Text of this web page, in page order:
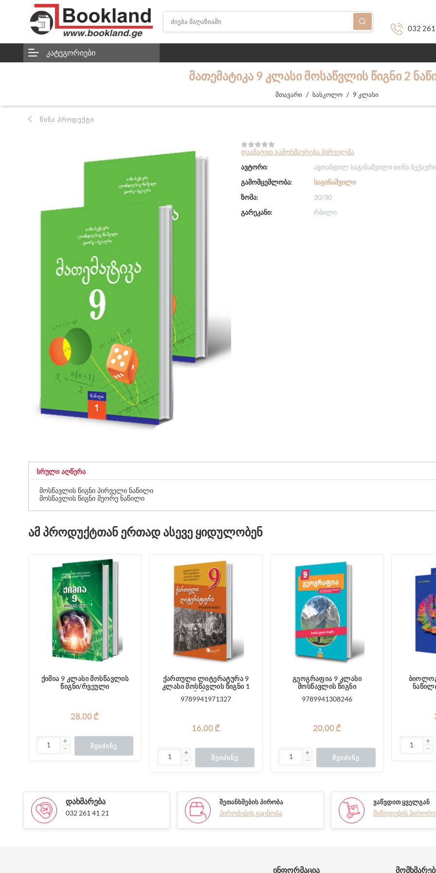
032
ᲙᲐᲢᲔᲒᲝᲠᲘᲔᲑᲘ
ᲛᲐᲗᲔᲛᲐᲢᲘᲙᲐ 9 ᲙᲚᲐᲡᲘ ᲛᲝᲡᲐᲬᲕᲚᲘᲡ ᲬᲘᲒᲜᲘ 2
მთავარი / სასკოლო / 9 კლასი
ᲬᲘᲜᲐ ᲞᲠᲝᲓᲣᲥᲢᲘ
დაამატეთ გამოხმაურება პირველმა
ავტორი:
ავთანდილ საგინაშვილი თინა
გამომცემლობა:
ᲡᲐᲒᲘᲜᲐᲨᲕᲘᲚᲘ
ზომა:
20/30
გარეკანი:
რბილი
ᲡᲠᲣᲚᲘ ᲐᲦᲬᲔᲠᲐ
მოსწავლის წიგნი პირველი ნაწილი
მოსწავლის წიგნი მეორე ნაწილი
ᲐᲛ ᲞᲠᲝᲓᲣᲥᲢᲗᲐᲜ ᲔᲠᲗᲐᲓ ᲐᲡᲔᲕᲔ ᲧᲘᲓᲣᲚᲝᲑᲔᲜ
ქიმია 9 კლასი მოსწავლის
წიგნი/რვეული
28,00 ₾
ᲨᲔᲘᲫᲘᲜᲔ
ქართული ლიტერატურა 9
კლასი მოსწავლის წიგნი 1
9789941971327
16,00 ₾
ᲨᲔᲘᲫᲘᲜᲔ
გეოგრაფია 9 კლასი
მოსწავლის წიგნი
9789941308246
20,00 ₾
ᲨᲔᲘᲫᲘᲜᲔ
ᲓᲐᲮᲛᲐᲠᲔᲑᲐ
032 261 41 21
ᲨᲔᲗᲐᲜᲮᲛᲔᲑᲘᲡ ᲞᲘᲠᲝᲑᲐ
პირობების გაცნობა
ᲕᲐᲬᲕᲓᲘᲗ ᲧᲕᲔᲚᲒᲐᲜ
მიწოდების
ᲘᲜᲤᲝᲠᲛᲐᲪᲘᲐ